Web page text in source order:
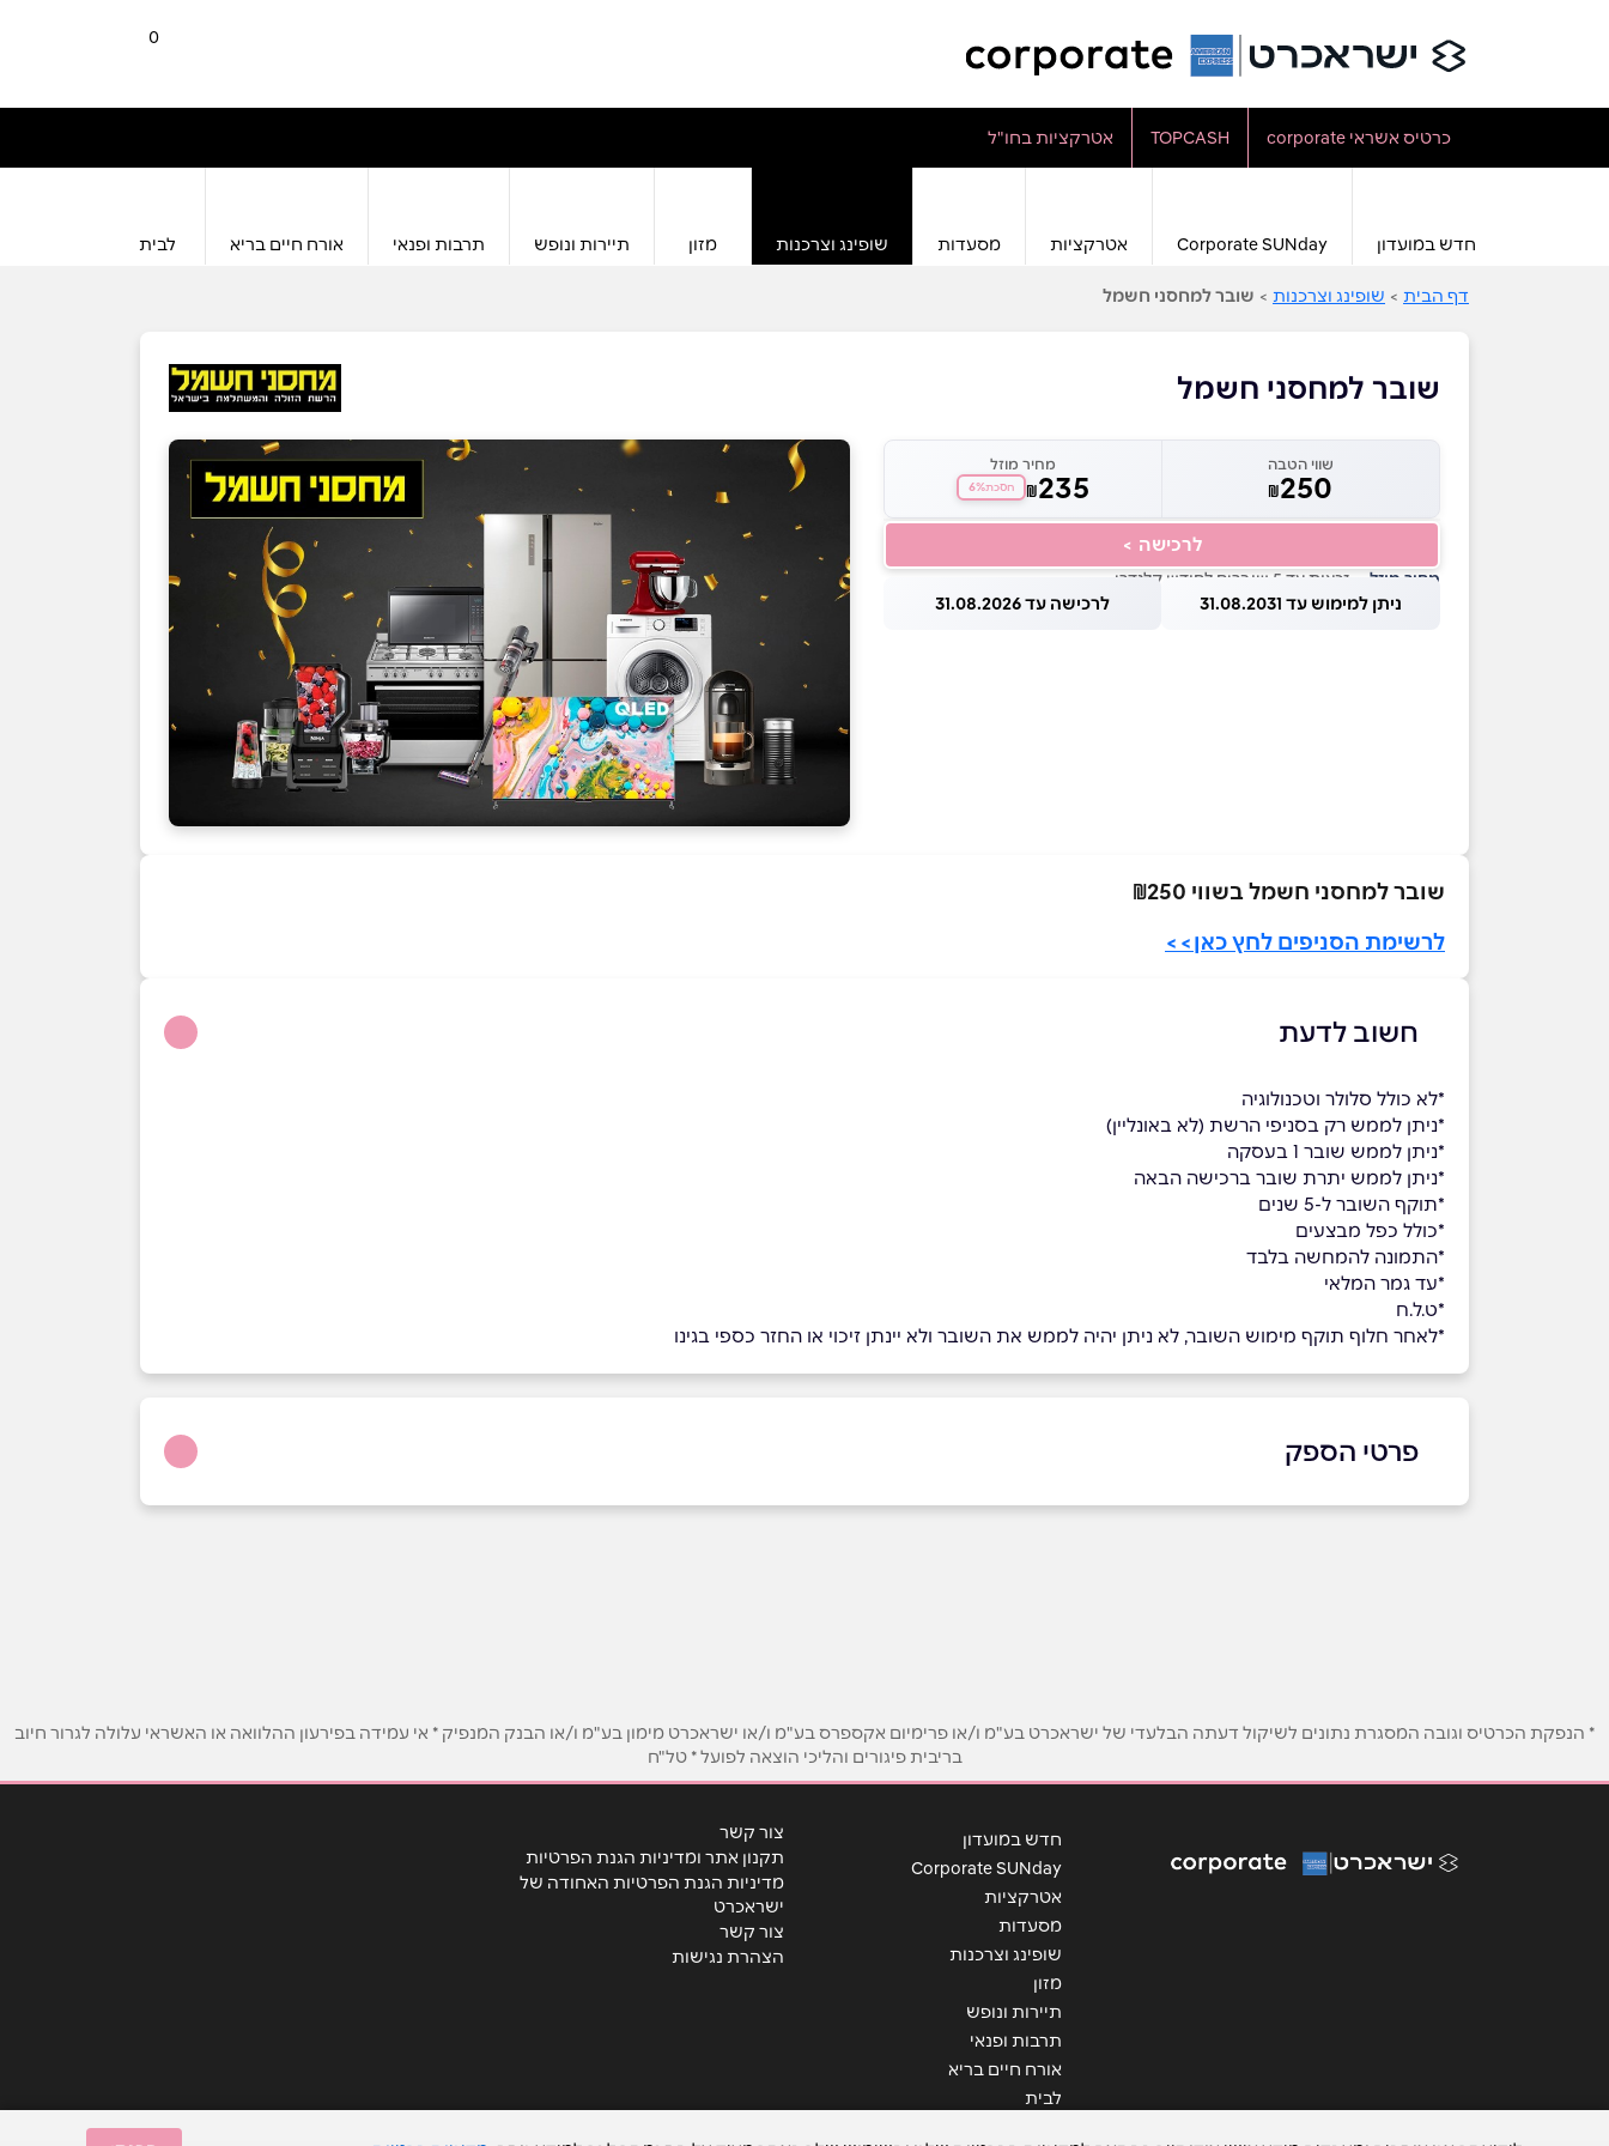
0
כרטיס אשראי corporate TOPCASH אטרקציות בחו"ל
חדש במועדון Corporate SUNday אטרקציות מסעדות שופינג וצרכנות מזון תיירות ונופש תרבות ופנאי אורח חיים בריא לבית
דף הבית > שופינג וצרכנות > שובר למחסני חשמל
שובר למחסני חשמל
שווי הטבה
₪250
מחיר מוזל
₪235 חסכת6%
לרכישה >
מחיר מוזל — זכאות עד 5 שוברים לחודש קלנדרי
ניתן למימוש עד 31.08.2031 לרכישה עד 31.08.2026
שובר למחסני חשמל בשווי ₪250
לרשימת הסניפים לחץ כאן>>
חשוב לדעת
*לא כולל סלולר וטכנולוגיה
*ניתן לממש רק בסניפי הרשת (לא באונליין)
*ניתן לממש שובר 1 בעסקה
*ניתן לממש יתרת שובר ברכישה הבאה
*תוקף השובר ל-5 שנים
*כולל כפל מבצעים
*התמונה להמחשה בלבד
*עד גמר המלאי
*ט.ל.ח
*לאחר חלוף תוקף מימוש השובר, לא ניתן יהיה לממש את השובר ולא יינתן זיכוי או החזר כספי בגינו
פרטי הספק
נושא*
אנא חזרו אלי בקשר ל...
* הנפקת הכרטיס וגובה המסגרת נתונים לשיקול דעתה הבלעדי של ישראכרט בע"מ ו/או פרימיום אקספרס בע"מ ו/או ישראכרט מימון בע"מ ו/או הבנק המנפיק * אי עמידה בפירעון ההלוואה או האשראי עלולה לגרור חיוב
בריבית פיגורים והליכי הוצאה לפועל * טל"ח
חדש במועדון
Corporate SUNday
אטרקציות
מסעדות
שופינג וצרכנות
מזון
תיירות ונופש
תרבות ופנאי
אורח חיים בריא
לבית
צור קשר
תקנון אתר ומדיניות הגנת הפרטיות
מדיניות הגנת הפרטיות האחודה של
ישראכרט
צור קשר
הצהרת נגישות